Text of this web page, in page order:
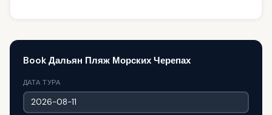
Book Дальян Пляж Морских Черепах
ДАТА ТУРА